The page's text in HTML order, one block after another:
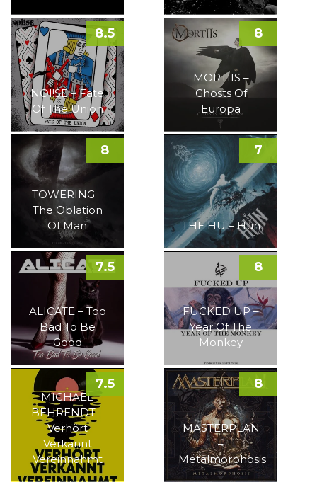
NOI!SE – Fate
Of The Union
8.5
MORTIIS –
Ghosts Of
Europa
8
TOWERING –
The Oblation
Of Man
8
THE HU – Hun
7
ALICATE – Too
Bad To Be
Good
7.5
FUCKED UP –
Year Of The
Monkey
8
MICHAEL
BEHRENDT –
Verhört
Verkannt
Vereinnahmt
7.5
MASTERPLAN
–
Metalmorphosis
8